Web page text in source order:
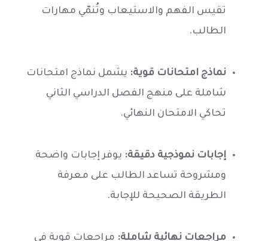
تقيس الفهم والاستيعاب وتُنمّي مهارات
الطالب.
نماذج امتحانات قوية: يشمل نماذج امتحانات
شاملة على منهج الفصل الدراسي الثاني
تحاكي الامتحان النهائي.
إجابات نموذجية دقيقة: يوفر إجابات واضحة
ومشروحة تساعد الطالب على معرفة
الطريقة الصحيحة للإجابة.
مراجعات نهائية شاملة: مراجعات قوية في